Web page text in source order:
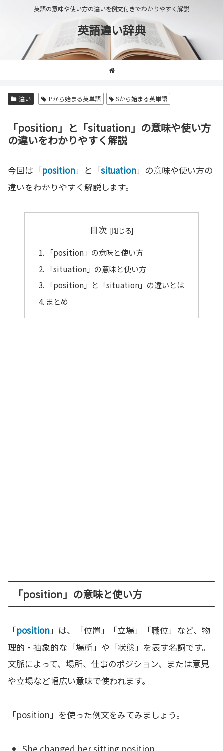
英語の意味や使い方の違いを例文付きでわかりやすく解説
英語違い辞典
違い Pから始まる英単語 Sから始まる英単語
「position」と「situation」の意味や使い方
の違いをわかりやすく解説
今回は「position」と「situation」の意味や使い方の
違いをわかりやすく解説します。
目次
「position」の意味と使い方
「situation」の意味と使い方
「position」と「situation」の違いとは
まとめ
「position」の意味と使い方
「position」は、「位置」「立場」「職位」など、物
理的・抽象的な「場所」や「状態」を表す名詞です。
文脈によって、場所、仕事のポジション、または意見
や立場など幅広い意味で使われます。
「position」を使った例文をみてみましょう。
She changed her sitting position.